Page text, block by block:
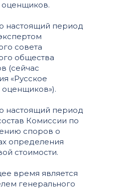
настоящий период
совета
общества
(сейчас
«Русское
настоящий период
Комиссии по
споров о
определения
стоимости.
время является
генерального